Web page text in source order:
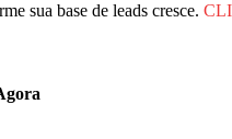
sua base de leads cresce.